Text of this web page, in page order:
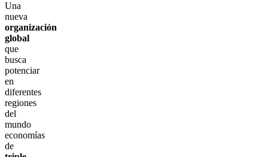
Una
nueva
organización
global
que
busca
potenciar
en
diferentes
regiones
del
mundo
economías
de